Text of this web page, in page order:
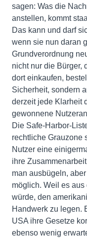
sagen: Was die
anstellen, kommt
Das kann und darf
wenn sie nun daran
Grundverordnung
nicht nur die Bürger,
dort einkaufen,
Sicherheit, sondern
derzeit jede Klarheit
gewonnene
Die Safe-Harbor-
rechtliche Grauzone
Nutzer eine
ihre
man ausbügeln,
möglich. Weil es
würde, den
Handwerk zu legen.
USA ihre Gesetze
ebenso wenig